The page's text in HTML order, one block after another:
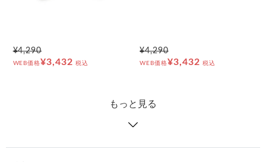
¥4,290
WEB価格¥3,432 税込
¥4,290
WEB価格¥3,432 税込
もっと見る